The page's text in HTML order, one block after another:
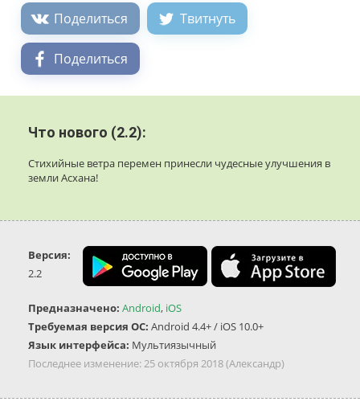
Поделиться Твитнуть
Поделиться
Что нового (2.2):
Стихийные ветра перемен принесли чудесные улучшения в
земли Асхана!
Версия:
2.2
Предназначено: Android, iOS
Требуемая версия ОС: Android 4.4+ / iOS 10.0+
Язык интерфейса: Мультиязычный
Последнее изменение:25 октября 2018(Александр)